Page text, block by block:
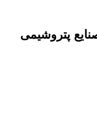
پتروشیمی